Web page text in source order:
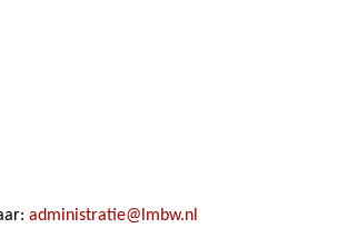
administratie@lmbw.nl